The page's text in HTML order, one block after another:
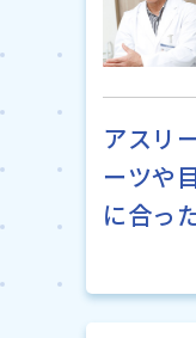
アスリ
ーツや
に合っ